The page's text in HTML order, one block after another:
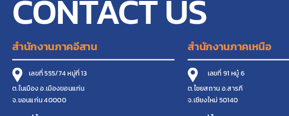
CONTACT US
สำนักงานภาคอีสาน
เลขที่ 555/74 หมู่ที่ 13
ต.ในเมือง อ.เมืองขอนแก่น
จ.ขอนแก่น 40000
สำนักงานภาคเหนือ
เลขที่ 91 หมู๋ 6
ต.ไชยสถาน อ.สารภี
จ.เชียงใหม่ 50140